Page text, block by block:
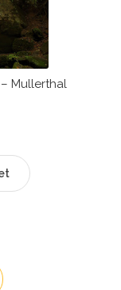
Mullerthal